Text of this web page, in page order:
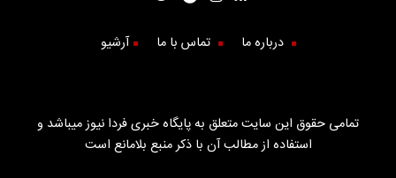
درباره ما تماس با ما آرشیو
تمامی حقوق این سایت متعلق به پایگاه خبری فردا نیوز میباشد و
استفاده از مطالب آن با ذکر منبع بلامانع است